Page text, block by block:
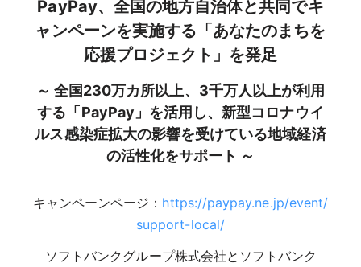
PayPay、全国の地方自治体と共同でキ
ャンペーンを実施する「あなたのまちを
応援プロジェクト」を発足
～ 全国230万カ所以上、3千万人以上が利用
する「PayPay」を活用し、新型コロナウイ
ルス感染症拡大の影響を受けている地域経済
の活性化をサポート ～
キャンペーンページ： https://paypay.ne.jp/event/
support-local/
ソフトバンクグループ株式会社とソフトバンク